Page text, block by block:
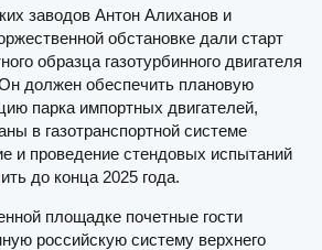
заводов Антон Алиханов и
обстановке дали старт
образца газотурбинного двигателя
должен обеспечить плановую
парка импортных двигателей,
в газотранспортной системе
и проведение стендовых испытаний
до конца 2025 года.
площадке почетные гости
российскую систему верхнего